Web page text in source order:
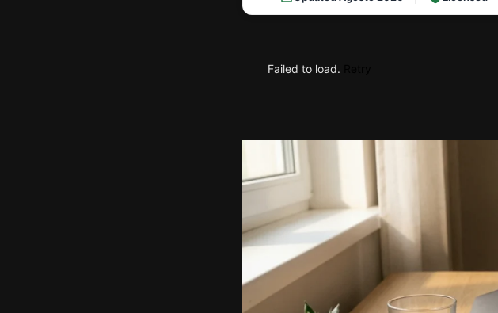
Failed to load.